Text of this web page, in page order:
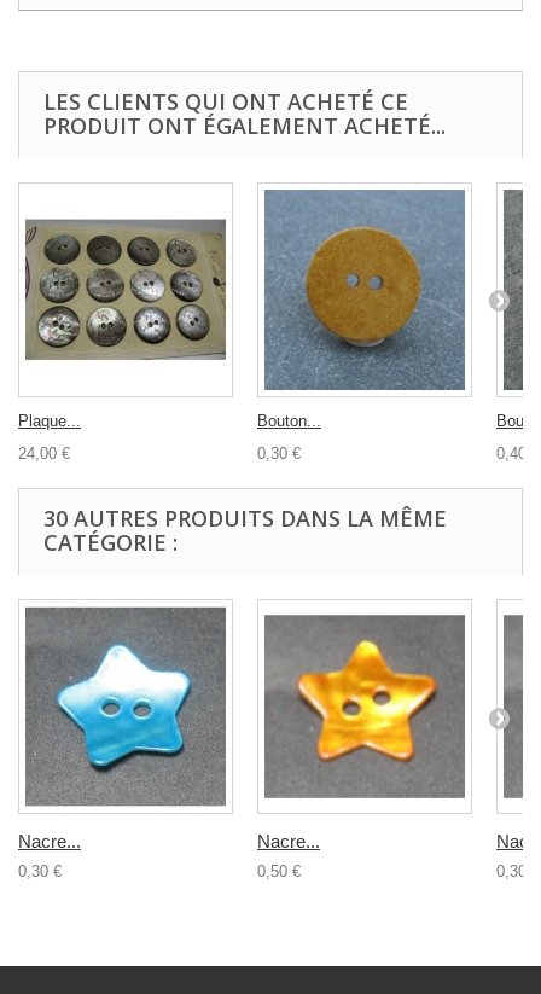
LES CLIENTS QUI ONT ACHETÉ CE
PRODUIT ONT ÉGALEMENT ACHETÉ...
Plaque...
24,00 €
Bouton...
0,30 €
0,40 €
30 AUTRES PRODUITS DANS LA MÊME
CATÉGORIE :
Nacre...
0,30 €
Nacre...
0,50 € 0,30 €